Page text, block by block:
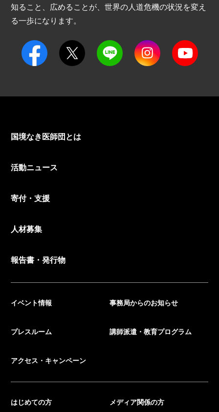
知ること、広めることが、世界の人道危機の状況を変え
る一歩になります。
国境なき医師団とは
活動ニュース
寄付・支援
人材募集
報告書・発行物
イベント情報 事務局からのお知らせ
プレスルーム 講師派遣・教育プログラム
アクセス・キャンペーン
はじめての方 メディア関係の方